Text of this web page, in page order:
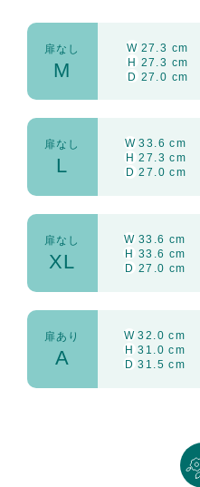
扉なし
M
W 27.3 cm
H 27.3 cm
D 27.0 cm
扉なし
L
W33.6 cm
H 27.3 cm
D 27.0 cm
扉なし
XL
W 33.6 cm
H 33.6 cm
D 27.0 cm
扉あり
A
W32.0 cm
H 31.0 cm
D 31.5 cm